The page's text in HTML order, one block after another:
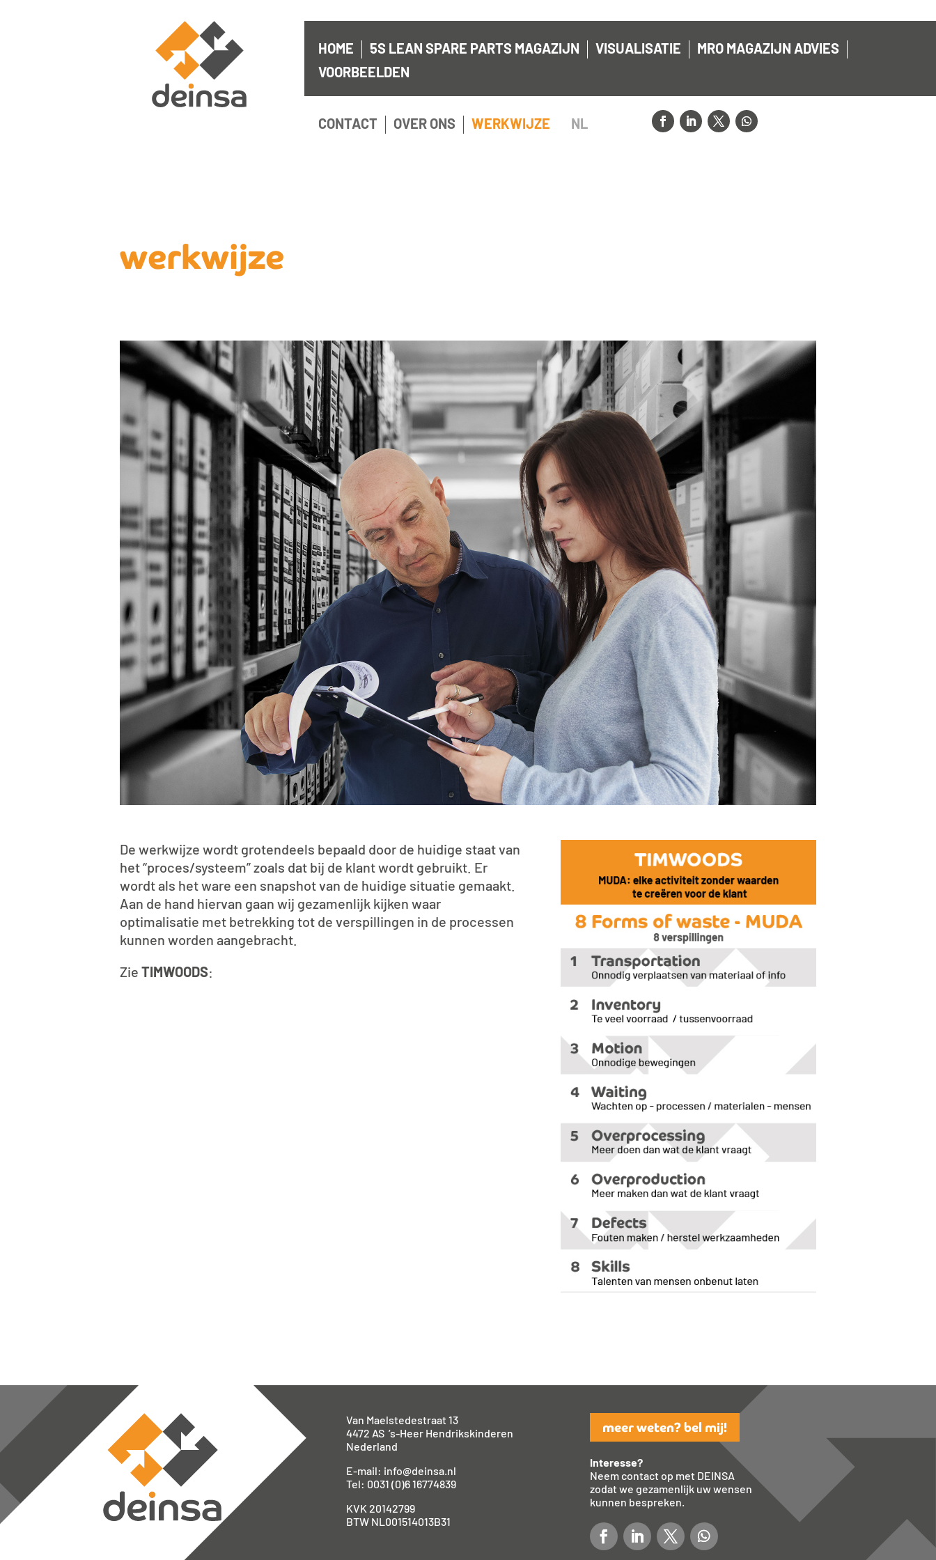
HOME 5S LEAN SPARE PARTS MAGAZIJN VISUALISATIE
MRO MAGAZIJN ADVIES
VOORBEELDEN
CONTACT OVER ONS WERKWIJZE NL
werkwijze
De werkwijze wordt grotendeels bepaald door de huidige staat van
het “proces/systeem” zoals dat bij de klant wordt gebruikt. Er
wordt als het ware een snapshot van de huidige situatie gemaakt.
Aan de hand hiervan gaan wij gezamenlijk kijken waar
optimalisatie met betrekking tot de verspillingen in de processen
kunnen worden aangebracht.
Zie TIMWOODS:​
Van Maelstedestraat 13
4472 AS ’s-Heer Hendrikskinderen
Nederland
E-mail: info@deinsa.nl
Tel: 0031 (0)6 16774839
KVK 20142799
BTW NL001514013B31
meer weten? bel mij!
Interesse?
Neem contact op met DEINSA
zodat we gezamenlijk uw wensen
kunnen bespreken.